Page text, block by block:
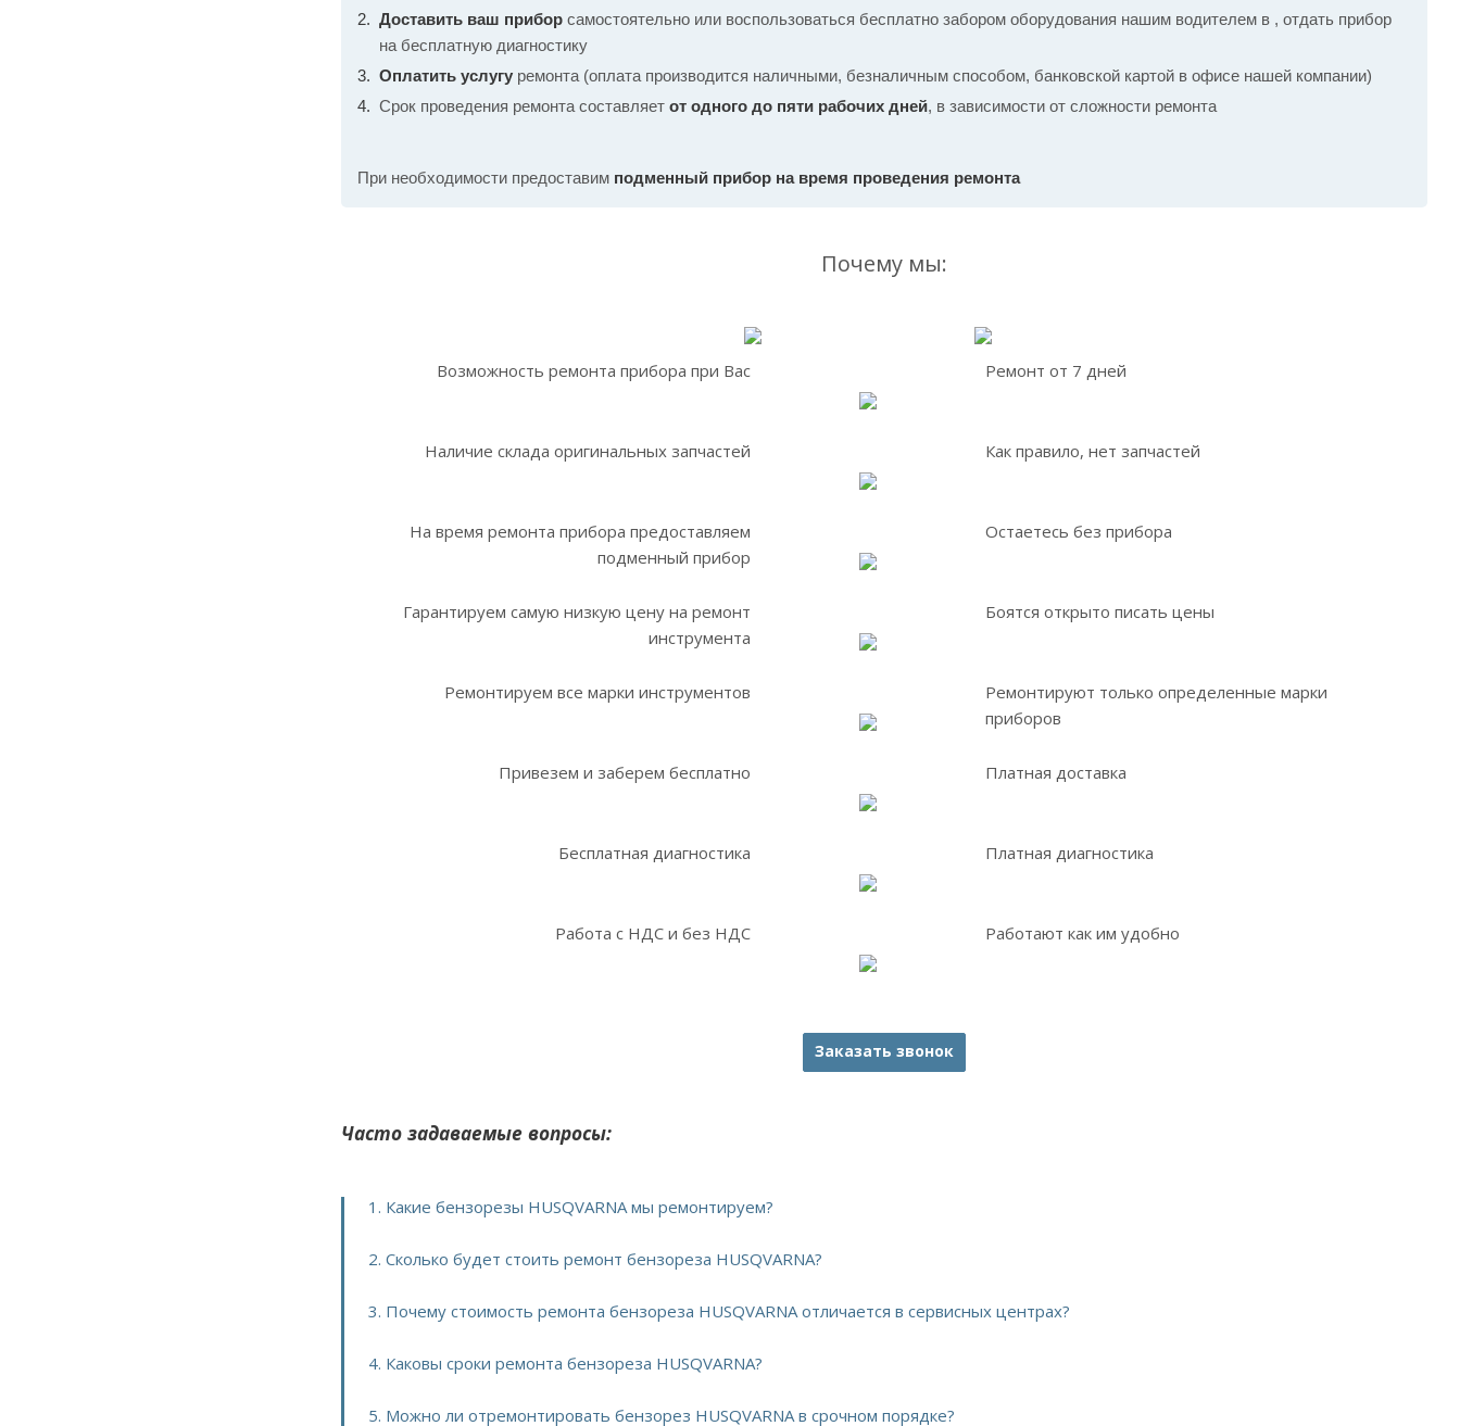
Доставить ваш прибор самостоятельно или воспользоваться бесплатно забором оборудования нашим водителем в , отдать прибор
на бесплатную диагностику
Оплатить услугу ремонта (оплата производится наличными, безналичным способом, банковской картой в офисе нашей компании)
Срок проведения ремонта составляет от одного до пяти рабочих дней, в зависимости от сложности ремонта
При необходимости предоставим подменный прибор на время проведения ремонта
Почему мы:
Возможность ремонта прибора при Вас
Наличие склада оригинальных запчастей
На время ремонта прибора предоставляем
подменный прибор
Гарантируем самую низкую цену на ремонт
инструмента
Ремонтируем все марки инструментов
Привезем и заберем бесплатно
Бесплатная диагностика
Работа с НДС и без НДС
Ремонт от 7 дней
Как правило, нет запчастей
Остаетесь без прибора
Боятся открыто писать цены
Ремонтируют только определенные марки
приборов
Платная доставка
Платная диагностика
Работают как им удобно
Заказать звонок
Часто задаваемые вопросы:
1. Какие бензорезы HUSQVARNA мы ремонтируем?
2. Сколько будет стоить ремонт бензореза HUSQVARNA?
3. Почему стоимость ремонта бензореза HUSQVARNA отличается в сервисных центрах?
4. Каковы сроки ремонта бензореза HUSQVARNA?
5. Можно ли отремонтировать бензорез HUSQVARNA в срочном порядке?